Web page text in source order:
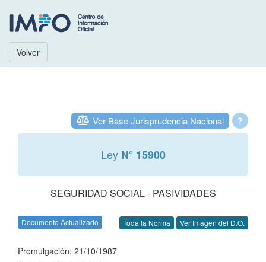
Volver
?
Ver Base Jurisprudencia Nacional
Ley N° 15900
SEGURIDAD SOCIAL - PASIVIDADES
Documento Actualizado Toda la Norma Ver Imagen del D.O.
Promulgación: 21/10/1987